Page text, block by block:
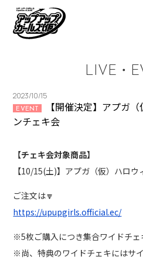
LIVE・
2023/10/15
EVENT
【開催決定】アプガ
ンチェキ会
【チェキ会対象商品】
【10/15(土)】アプガ（仮）ハロ
ご注文は🔽
https://upupgirls.official.ec/
※5枚ご購入につき集合ワイドチェ
※尚、特典のワイドチェキにはサ